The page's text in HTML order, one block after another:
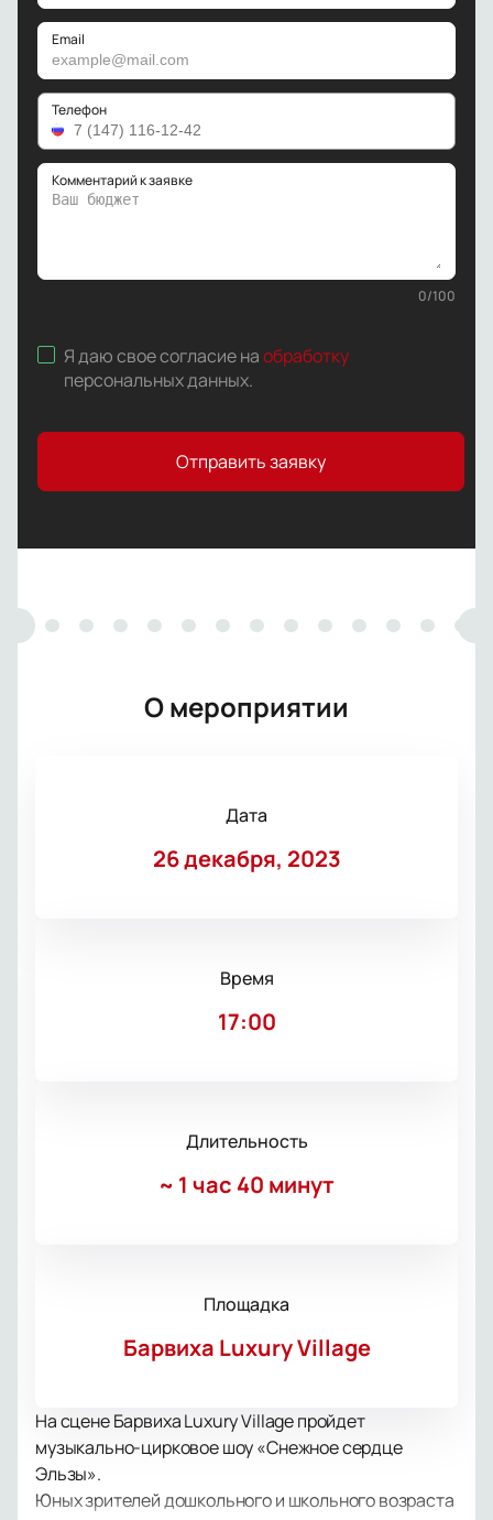
Email
Телефон
Комментарий к заявке
0/100
Я даю свое согласие наобработку
персональных данных.
Отправить заявку
О мероприятии
Дата
26 декабря, 2023
Время
17:00
Длительность
~ 1 час 40 минут
Площадка
Барвиха Luxury Village
На сцене Барвиха Luxury Village пройдет
музыкально-цирковое шоу «Снежное сердце
Эльзы».
Юных зрителей дошкольного и школьного возраста